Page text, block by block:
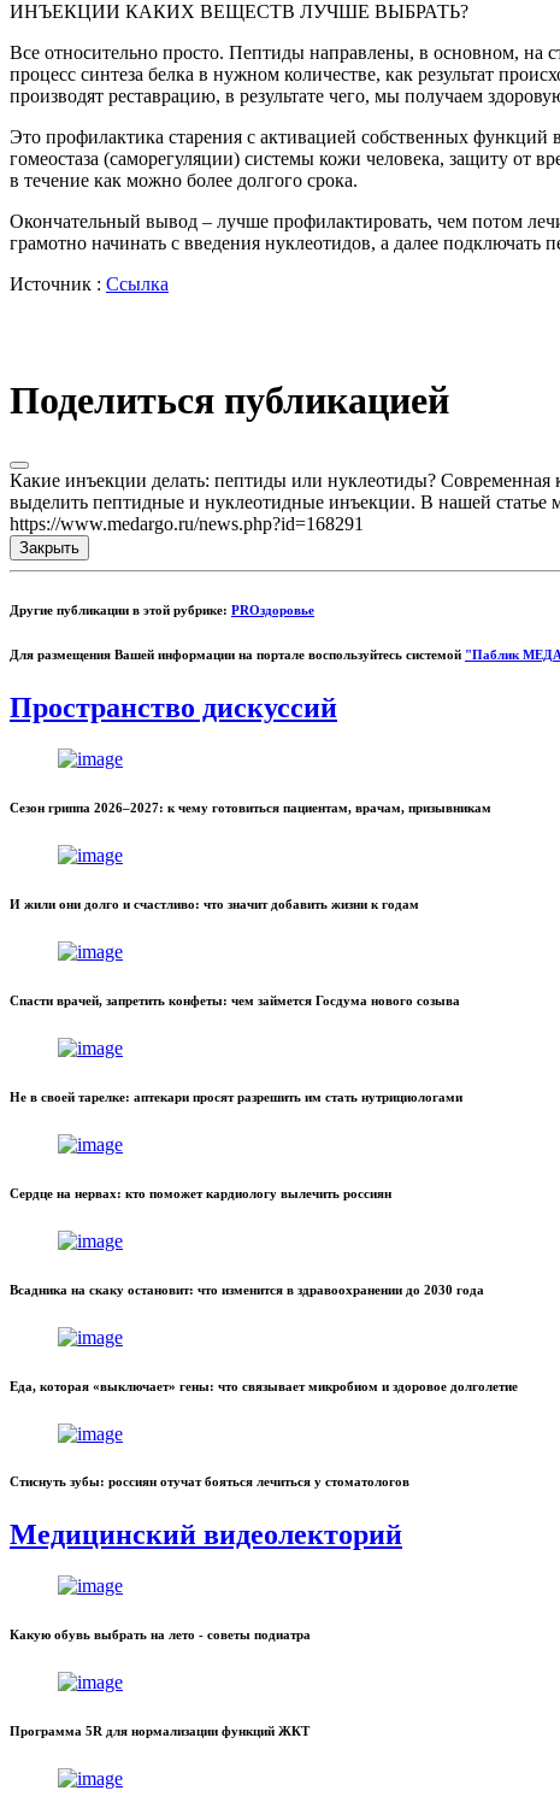
ИНЪЕКЦИИ КАКИХ ВЕЩЕСТВ ЛУЧШЕ ВЫБРАТЬ?
Все относительно просто. Пептиды направлены, в основном, на
процесс синтеза белка в нужном количестве, как результат
производят реставрацию, в результате чего, мы получаем
Это профилактика старения с активацией собственных
гомеостаза (саморегуляции) системы кожи человека, защиту от
в течение как можно более долгого срока.
Окончательный вывод – лучше профилактировать, чем потом
грамотно начинать с введения нуклеотидов, а далее подключать
Источник : Ссылка
Поделиться публикацией
Какие инъекции делать: пептиды или нуклеотиды? Современная
выделить пептидные и нуклеотидные инъекции. В нашей статье
https://www.medargo.ru/news.php?id=168291
Закрыть
Другие публикации в этой рубрике: PROздоровье
Для размещения Вашей информации на портале воспользуйтесь системой "Паблик
Пространство дискуссий
Сезон гриппа 2026–2027: к чему готовиться пациентам, врачам, призывникам
И жили они долго и счастливо: что значит добавить жизни к годам
Спасти врачей, запретить конфеты: чем займется Госдума нового созыва
Не в своей тарелке: аптекари просят разрешить им стать нутрициологами
Сердце на нервах: кто поможет кардиологу вылечить россиян
Всадника на скаку остановит: что изменится в здравоохранении до 2030 года
Еда, которая «выключает» гены: что связывает микробиом и здоровое долголетие
Стиснуть зубы: россиян отучат бояться лечиться у стоматологов
Медицинский видеолекторий
Какую обувь выбрать на лето - советы подиатра
Программа 5R для нормализации функций ЖКТ